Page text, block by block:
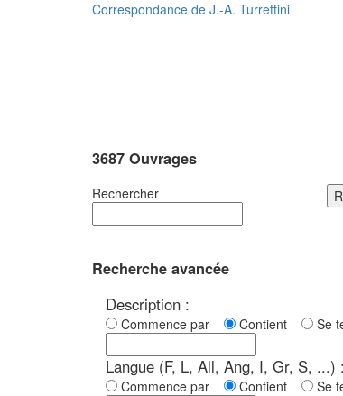
Correspondance de J.-A. Turrettini
3687 Ouvrages
Rechercher
Recherche avancée
Description :
Commence par Contient Se
Langue (F, L, All, Ang, I, Gr, S, ...) :
Commence par Contient Se